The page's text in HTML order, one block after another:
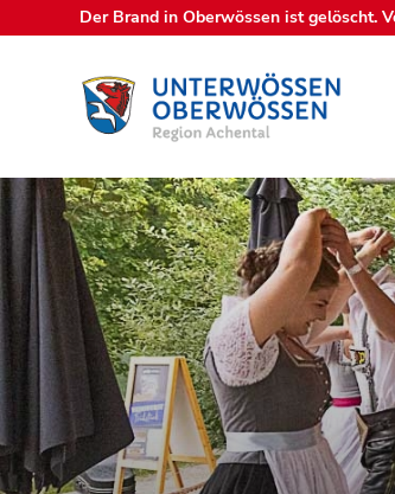
Der Brand in Oberwössen ist gelöscht.